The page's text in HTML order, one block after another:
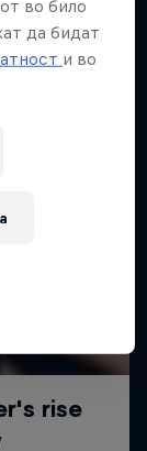
во било
да бидат
и во